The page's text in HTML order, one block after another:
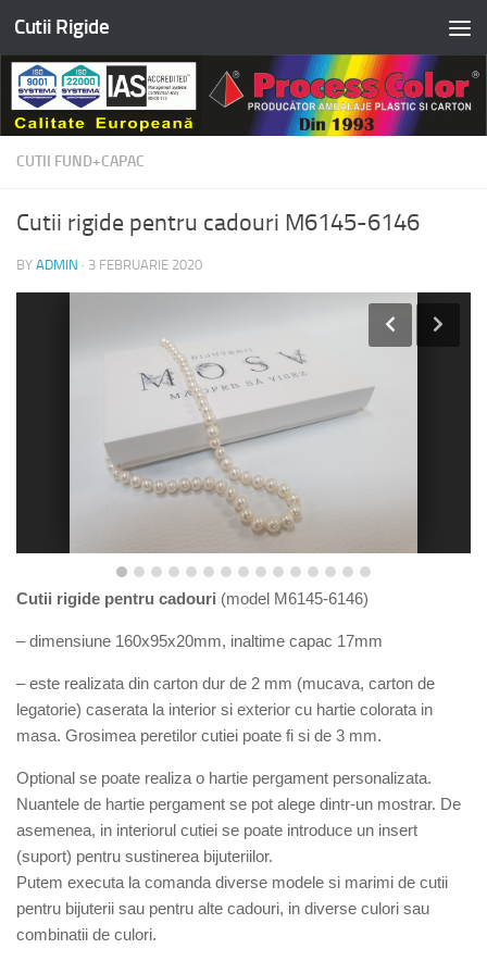
Skip to content
Cutii Rigide
CUTII FUND+CAPAC
Cutii rigide pentru cadouri M6145-6146
BY ADMIN · 3 FEBRUARIE 2020
Cutii rigide pentru cadouri (model M6145-6146)
– dimensiune 160x95x20mm, inaltime capac 17mm
– este realizata din carton dur de 2 mm (mucava, carton de
legatorie) caserata la interior si exterior cu hartie colorata in
masa. Grosimea peretilor cutiei poate fi si de 3 mm.
Optional se poate realiza o hartie pergament personalizata.
Nuantele de hartie pergament se pot alege dintr-un mostrar. De
asemenea, in interiorul cutiei se poate introduce un insert
(suport) pentru sustinerea bijuteriilor.
Putem executa la comanda diverse modele si marimi de cutii
pentru bijuterii sau pentru alte cadouri, in diverse culori sau
combinatii de culori.